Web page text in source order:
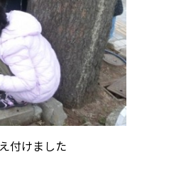
付けました